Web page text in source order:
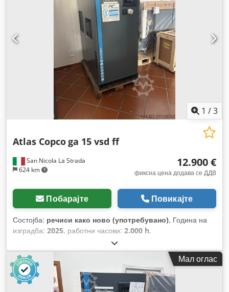
1 /3
San Nicola La Strada
624 km
Atlas Copcoga 15 vsd ff
12.900 €
фиксна цена додава се ДДВ
Побарајте Повикајте
Состојба: речиси како ново (употребувано), Година на
изградба: 2025, работни часови: 2.000 h,
Мал оглас